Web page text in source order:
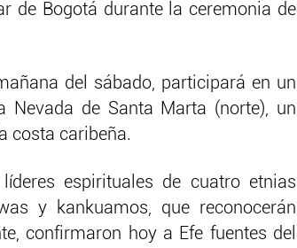
de Bogotá durante la ceremonia de
del sábado, participará en un
de Santa Marta (norte), un
costa caribeña.
espirituales de cuatro etnias
y kankuamos, que reconocerán
confirmaron hoy a Efe fuentes del